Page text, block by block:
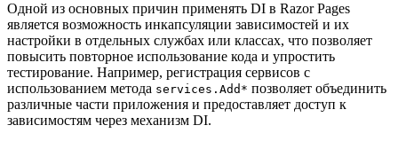
Одной из основных причин применять DI в Razor Pages
является возможность инкапсуляции зависимостей и их
настройки в отдельных службах или классах, что позволяет
повысить повторное использование кода и упростить
тестирование. Например, регистрация сервисов с
использованием метода services.Add* позволяет объединить
различные части приложения и предоставляет доступ к
зависимостям через механизм DI.